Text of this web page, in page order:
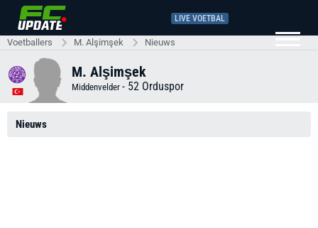
LIVE VOETBAL
Voetballers M. Alşimşek Nieuws
M. Alşimşek
Middenvelder - 52 Orduspor
Nieuws